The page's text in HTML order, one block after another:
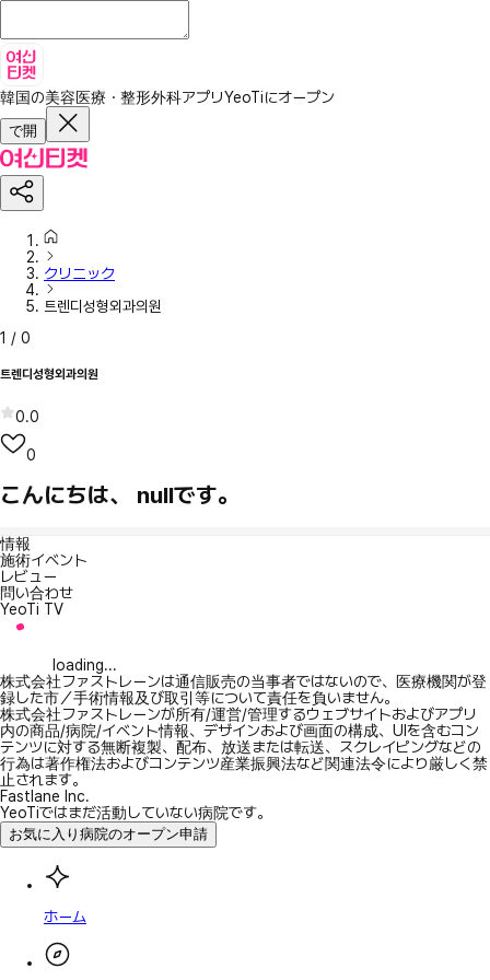
韓国の美容医療・整形外科アプリYeoTiにオープン
で開
クリニック
트렌디성형외과의원
1 / 0
트렌디성형외과의원
0.0
0
こんにちは、 nullです。
情報
施術イベント
レビュー
問い合わせ
YeoTi TV
loading...
株式会社ファストレーンは通信販売の当事者ではないので、医療機関が登
録した市／手術情報及び取引等について責任を負いません。
株式会社ファストレーンが所有/運営/管理するウェブサイトおよびアプリ
内の商品/病院/イベント情報、デザインおよび画面の構成、UIを含むコン
テンツに対する無断複製、配布、放送または転送、スクレイピングなどの
行為は著作権法およびコンテンツ産業振興法など関連法令により厳しく禁
止されます。
Fastlane Inc.
YeoTiではまだ活動していない病院です。
お気に入り病院のオープン申請
ホーム